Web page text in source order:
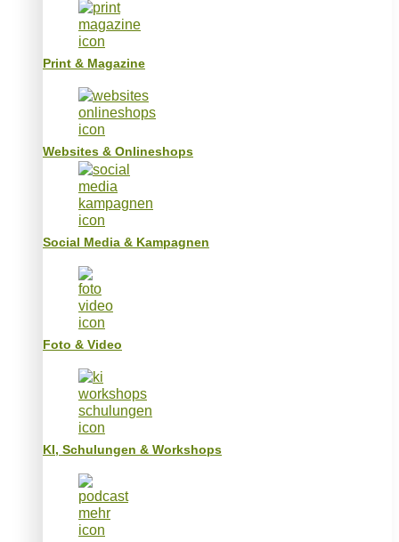
Print & Magazine
Websites & Onlineshops
Social Media & Kampagnen
Foto & Video
KI, Schulungen & Workshops